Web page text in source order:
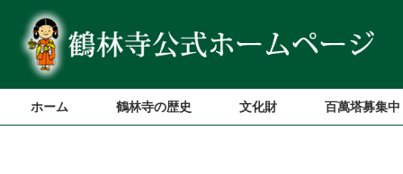
ホーム 鶴林寺の歴史 文化財 百萬塔募集中